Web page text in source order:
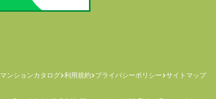
マンションカタログ 利用規約 プライバシーポリシー サイトマップ